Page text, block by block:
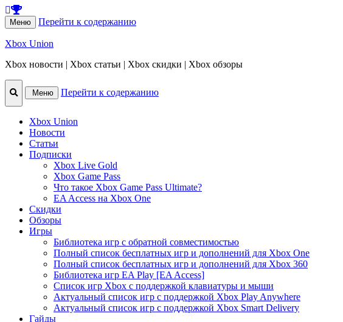
Меню Перейти к содержанию
Xbox Union
Xbox новости | Xbox статьи | Xbox скидки | Xbox обзоры
Меню Перейти к содержанию
Xbox Union
Новости
Статьи
Подписки
Xbox Live Gold
Xbox Game Pass
Что такое Xbox Game Pass Ultimate?
EA Access на Xbox One
Скидки
Обзоры
Игры
Библиотека игр с обратной совместимостью
Полный список бесплатных игр и дополнений для Xbox One
Полный список бесплатных игр и дополнений для Xbox 360
Библиотека игр EA Play [EA Access]
Список игр Xbox c поддержкой клавиатуры и мыши
Актуальный список игр с поддержкой Xbox Play Anywhere
Актуальный список игр с поддержкой Xbox Smart Delivery
Гайды